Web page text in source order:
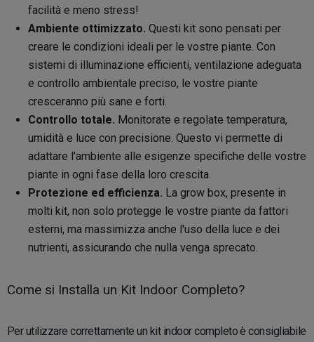
facilità e meno stress!
Ambiente ottimizzato. Questi kit sono pensati per
creare le condizioni ideali per le vostre piante. Con
sistemi di illuminazione efficienti, ventilazione adeguata
e controllo ambientale preciso, le vostre piante
cresceranno più sane e forti.
Controllo totale. Monitorate e regolate temperatura,
umidità e luce con precisione. Questo vi permette di
adattare l'ambiente alle esigenze specifiche delle vostre
piante in ogni fase della loro crescita.
Protezione ed efficienza. La grow box, presente in
molti kit, non solo protegge le vostre piante da fattori
esterni, ma massimizza anche l'uso della luce e dei
nutrienti, assicurando che nulla venga sprecato.
Come si Installa un Kit Indoor Completo?
Per utilizzare correttamente un kit indoor completo è consigliabile